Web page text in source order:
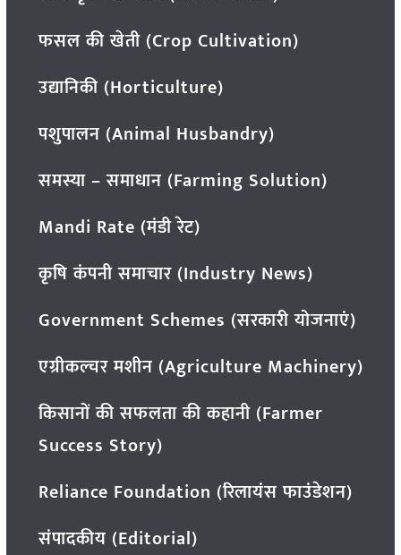
फसल की खेती (Crop Cultivation)
उद्यानिकी (Horticulture)
पशुपालन (Animal Husbandry)
समस्या – समाधान (Farming Solution)
Mandi Rate (मंडी रेट)
कृषि कंपनी समाचार (Industry News)
Government Schemes (सरकारी योजनाएं)
एग्रीकल्चर मशीन (Agriculture Machinery)
किसानों की सफलता की कहानी (Farmer
Success Story)
Reliance Foundation (रिलायंस फाउंडेशन)
संपादकीय (Editorial)